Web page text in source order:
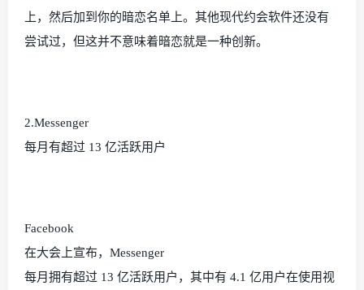
上，然后加到你的暗恋名单上。其他现代约会软件还没有
尝试过，但这并不意味着暗恋就是一种创新。
2.Messenger
每月有超过 13 亿活跃用户
Facebook
在大会上宣布， Messenger
每月拥有超过 13 亿活跃用户，其中有 4.1 亿用户在使用视